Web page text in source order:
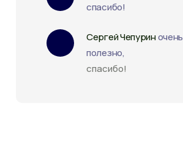
спасибо!
Сергей Чепуриночень
полезно,
спасибо!